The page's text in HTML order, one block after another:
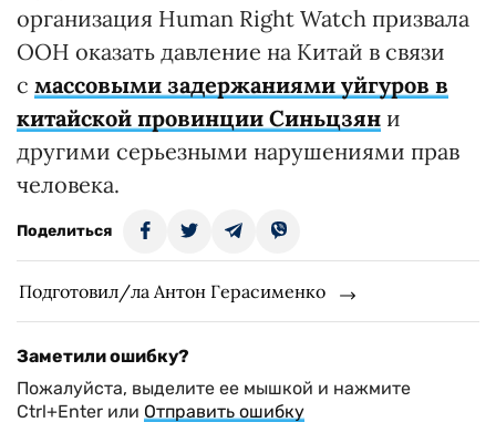
организация Human Right Watch призвала
ООН оказать давление на Китай в связи
с массовыми задержаниями уйгуров в
китайской провинции Синьцзян и
другими серьезными нарушениями прав
человека.
Поделиться
Подготовил/ла Антон Герасименко
Заметили ошибку?
Пожалуйста, выделите ее мышкой и нажмите
Ctrl+Enter или Отправить ошибку